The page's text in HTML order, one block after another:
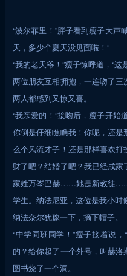
“波尔菲里！”胖子看到瘦子大声
天，多少个夏天没见面啦！”
“我的老天爷！”瘦子惊呼道，“
两位朋友互相拥抱，一连吻了三
两人都感到又惊又喜。
“我亲爱的！”接吻后，瘦子开始
你倒是仔细瞧瞧我！你呢，还
么个风流才子！还是那样喜欢
财了吧？结婚了吧？我已经成
家姓万岑巴赫……她是新教徒
学生。纳法尼亚，这位是我小时
纳法奈尔犹豫一下，摘下帽子。
“中学同班同学！”瘦子接着说
的？给你起了一个外号，叫赫
图书烧了一个洞。